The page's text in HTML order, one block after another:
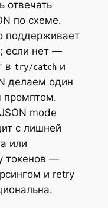
отвечать
по схеме.
поддерживает
если нет —
в try/catchи
делаем один
промптом.
mode
с лишней
или
токенов —
и retry